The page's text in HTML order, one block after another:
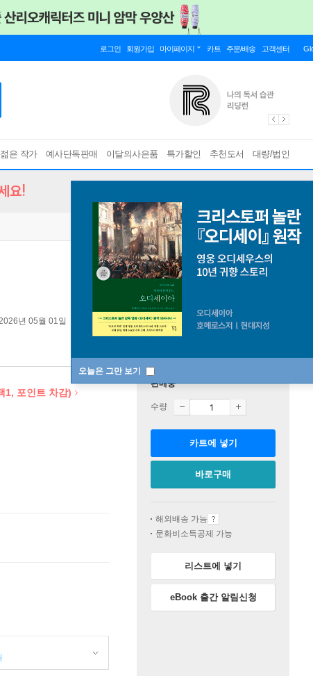
로그인 회원가입 마이페이지 카트 주문/배송 고객센터
젊은 작가 예사단독판매 이달의사은품 특가할인 추천도서 대량/법인
오늘은 그만 보기
요!
년 05월 01일
1, 포인트 차감)
판매중
수량
카트에 넣기
바로구매
해외배송 가능
문화비소득공제 가능
리스트에 넣기
eBook 출간 알림신청